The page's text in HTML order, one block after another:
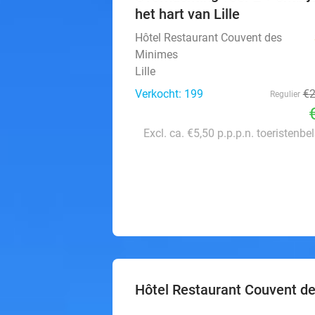
het hart van Lille
Hôtel Restaurant Couvent des
Minimes
Lille
Verkocht: 199
Regulier
Excl. ca. €5,50 p.p.p.n.
Hôtel Restaurant Couvent